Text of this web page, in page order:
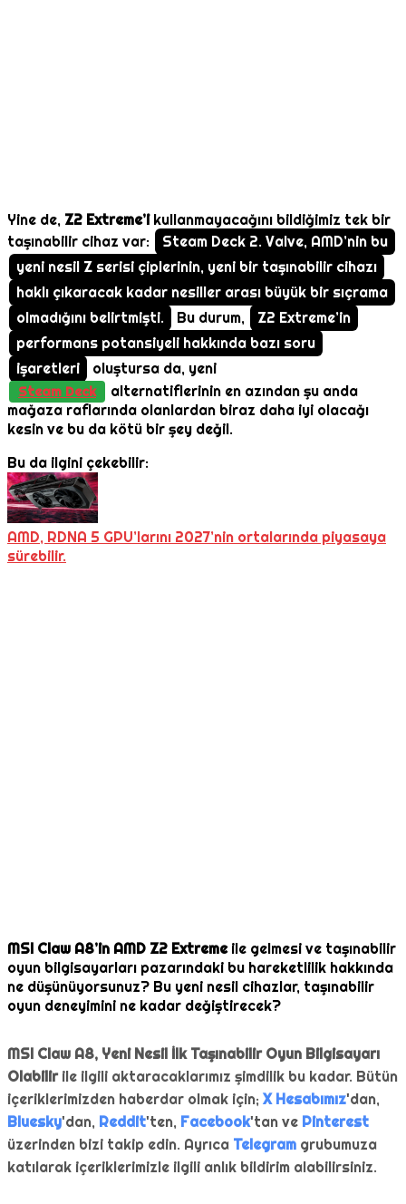
Yine de, Z2 Extreme’ikullanmayacağını bildiğimiz tek bir
taşınabilir cihaz var:
Steam Deck 2. Valve, AMD’nin bu
yeni nesil Z serisi çiplerinin, yeni bir taşınabilir cihazı
haklı çıkaracak kadar nesiller arası büyük bir sıçrama
olmadığını belirtmişti.
Bu durum,
Z2 Extreme’in
performans potansiyeli hakkında bazı soru
işaretleri
oluştursa da, yeni
Steam Deck
alternatiflerinin en azından şu anda
mağaza raflarında olanlardan biraz daha iyi olacağı
kesin ve bu da kötü bir şey değil.
Bu da ilgini çekebilir:
AMD, RDNA 5 GPU’larını 2027’nin ortalarında piyasaya
sürebilir.
MSI Claw A8’in AMD Z2 Extremeile gelmesi ve taşınabilir
oyun bilgisayarları pazarındaki bu hareketlilik hakkında
ne düşünüyorsunuz? Bu yeni nesil cihazlar, taşınabilir
oyun deneyimini ne kadar değiştirecek?
MSI Claw A8, Yeni Nesil İlk Taşınabilir Oyun Bilgisayarı
Olabilirile ilgili aktaracaklarımız şimdilik bu kadar. Bütün
içeriklerimizden haberdar olmak için; X Hesabımız'dan,
Bluesky'dan, Reddit'ten, Facebook'tan ve Pinterest
üzerinden bizi takip edin. Ayrıca Telegram grubumuza
katılarak içeriklerimizle ilgili anlık bildirim alabilirsiniz.